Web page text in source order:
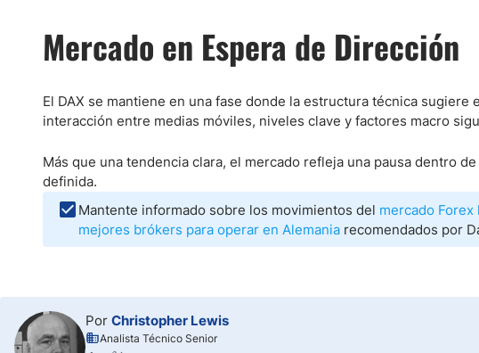
Mercado en Espera de Dirección
El DAX se mantiene en una fase donde la estructura técnica
interacción entre medias móviles, niveles clave y factores macro
Más que una tendencia clara, el mercado refleja una pausa dentro
definida.
Mantente informado sobre los movimientos del mercado Forex
mejores brókers para operar en Alemania recomendados por
Por Christopher Lewis
Analista Técnico Senior